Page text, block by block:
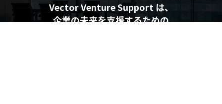
Vector Venture Support は、
企業の未来を支援するための